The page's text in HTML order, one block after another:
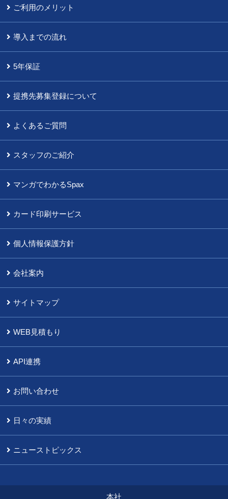
ご利用のメリット
導入までの流れ
5年保証
提携先募集登録について
よくあるご質問
スタッフのご紹介
マンガでわかるSpax
カード印刷サービス
個人情報保護方針
会社案内
サイトマップ
WEB見積もり
API連携
お問い合わせ
日々の実績
ニューストピックス
本社